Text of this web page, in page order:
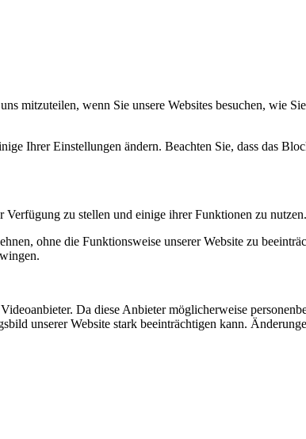
mitzuteilen, wenn Sie unsere Websites besuchen, wie
Ihrer Einstellungen ändern. Beachten Sie, dass das
zu stellen und einige ihrer Funktionen zu nutzen.
ohne die Funktionsweise unserer Website zu
Da diese Anbieter möglicherweise
unserer Website stark beeinträchtigen kann.